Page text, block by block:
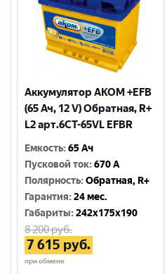
Аккумулятор AKOM +EFB
(65 Ач, 12 V) Обратная, R+
L2 арт.6CT-65VL EFBR
Емкость:65 Ач
Пусковой ток:670 A
Полярность:Обратная, R+
Гарантия:24 мес.
Габариты:242x175x190
8 200руб.
7 615 руб.
при обмене